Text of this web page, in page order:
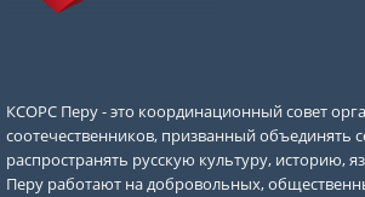
КСОРС Перу - это координационный совет
соотечественников, призванный объединять
распространять русскую культуру, историю,
Перу работают на добровольных,